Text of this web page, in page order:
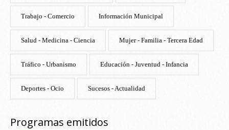
Trabajo - Comercio Información Municipal
Salud - Medicina - Ciencia Mujer - Familia - Tercera Edad
Tráfico - Urbanismo Educación - Juventud - Infancia
Deportes - Ocio Sucesos - Actualidad
Programas emitidos